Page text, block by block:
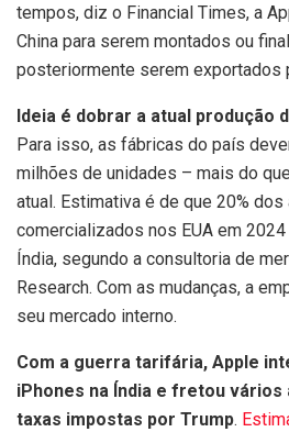
tempos, diz o Financial Times, a
China para serem montados ou
posteriormente serem exportados
Ideia é dobrar a atual produção
Para isso, as fábricas do país
milhões de unidades – mais do
atual. Estimativa é de que 20%
comercializados nos EUA em
Índia, segundo a consultoria de
Research. Com as mudanças, a
seu mercado interno.
Com a guerra tarifária, Apple
iPhones na Índia e fretou
taxas impostas por Trump.